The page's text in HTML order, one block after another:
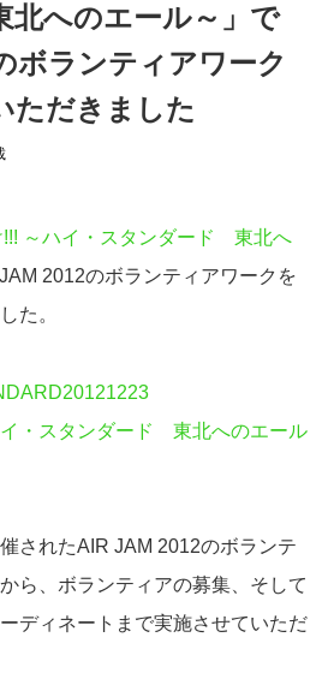
へのエール～」で
ボランティアワーク
ただきました
!!! ～ハイ・スタンダード 東北へ
2012のボランティアワークを
た。
・スタンダード 東北へのエール
されたAIR JAM 2012のボランテ
ら、ボランティアの募集、そして
ディネートまで実施させていただ